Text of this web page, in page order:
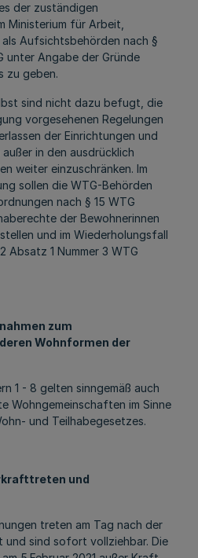
der zuständigen
Ministerium für Arbeit,
Aufsichtsbehörden nach §
unter Angabe der Gründe
zu geben.
sind nicht dazu befugt, die
vorgesehenen Regelungen
der Einrichtungen und
in den ausdrücklich
weiter einzuschränken. Im
sollen die WTG-Behörden
nach § 15 WTG
der Bewohnerinnen
und im Wiederholungsfall
Absatz 1 Nummer 3 WTG
zum
Wohnformen der
1 - 8 gelten sinngemäß auch
Wohngemeinschaften im Sinne
und Teilhabegesetzes.
und
treten am Tag nach der
und sind sofort vollziehbar. Die